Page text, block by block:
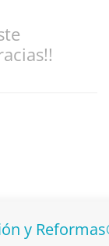
y